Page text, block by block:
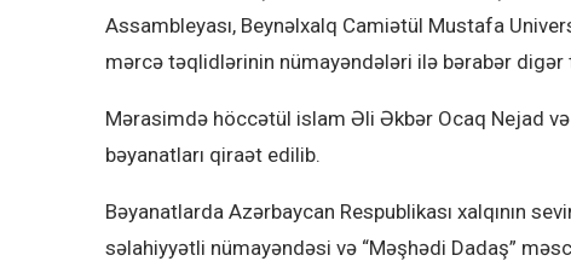
Assambleyası, Beynəlxalq Camiətül Mustafa
mərcə təqlidlərinin nümayəndələri ilə bərabər digər
Mərasimdə höccətül islam Əli Əkbər Ocaq Nejad
bəyanatları qiraət edilib.
Bəyanatlarda Azərbaycan Respublikası xalqının
səlahiyyətli nümayəndəsi və “Məşhədi Dadaş”